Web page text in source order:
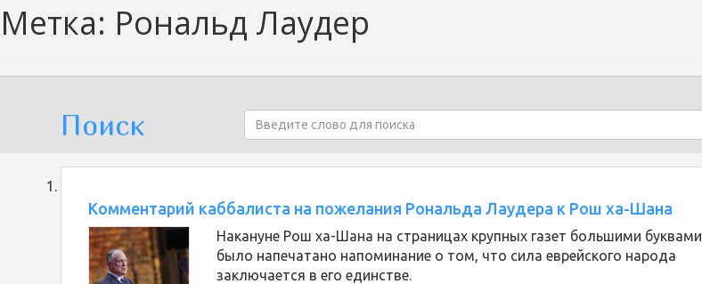
Метка: Рональд Лаудер
Поиск
Комментарий каббалиста на пожелания Рональда Лаудера к Рош ха-Шана
Накануне Рош ха-Шана на страницах крупных газет большими буквами
было напечатано напоминание о том, что сила еврейского народа
заключается в его единстве.